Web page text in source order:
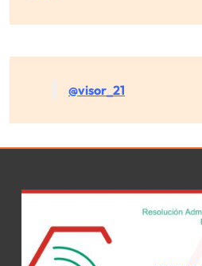
@visor_21